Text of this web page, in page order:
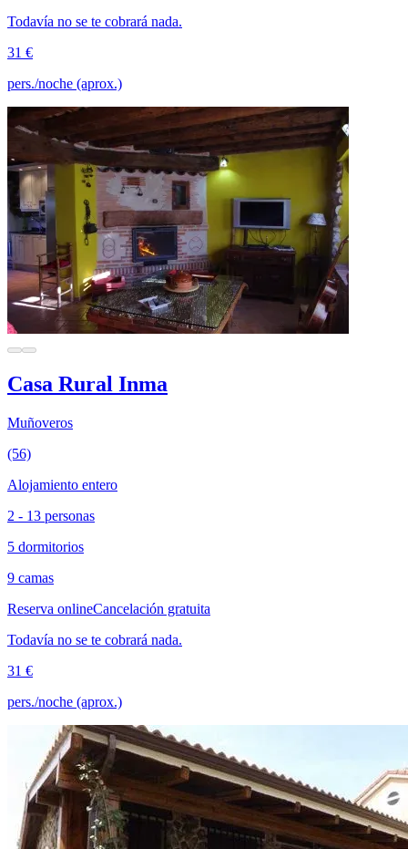
Todavía no se te cobrará nada.
31 €
pers./noche (aprox.)
Casa Rural Inma
Muñoveros
(56)
Alojamiento entero
2 - 13 personas
5 dormitorios
9 camas
Reserva onlineCancelación gratuita
Todavía no se te cobrará nada.
31 €
pers./noche (aprox.)